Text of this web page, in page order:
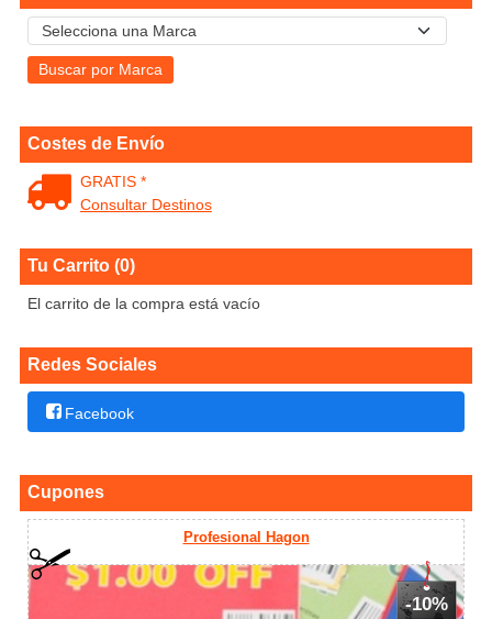
Costes de Envío
GRATIS *
Consultar Destinos
Tu Carrito (0)
El carrito de la compra está vacío
Redes Sociales
Facebook
Cupones
Profesional Hagon
-10%